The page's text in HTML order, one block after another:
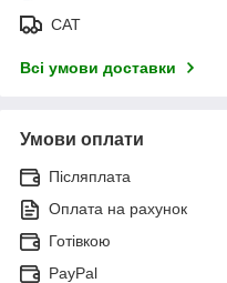
САТ
Всі умови доставки
Умови оплати
Післяплата
Оплата на рахунок
Готівкою
PayPal